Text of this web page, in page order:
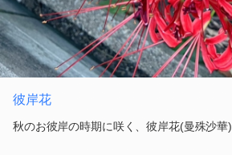
彼岸花
秋のお彼岸の時期に咲く、彼岸花(曼殊沙華)